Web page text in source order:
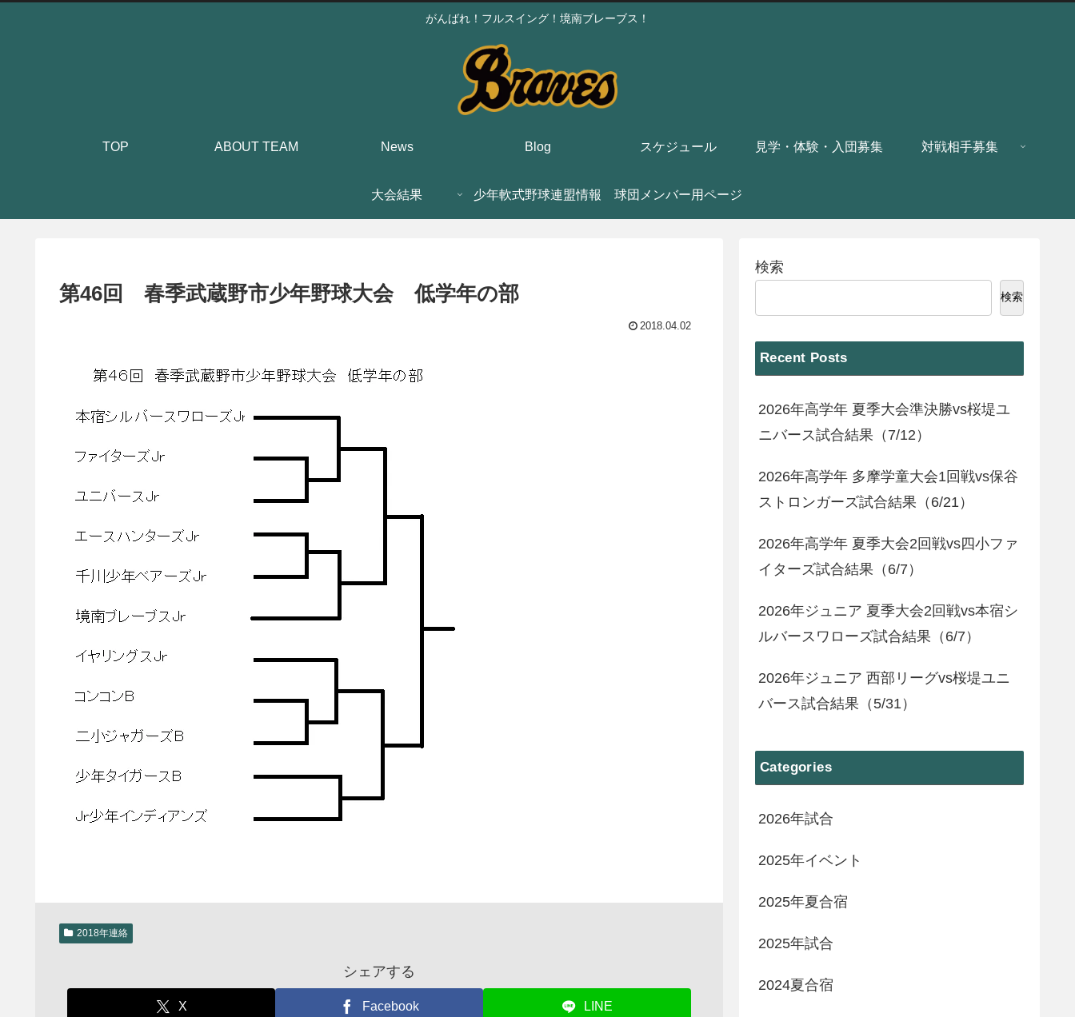
がんばれ！フルスイング！境南ブレーブス！
TOP ABOUT TEAM News Blog スケジュール 見学・体験・入団募集 対戦相手募集
大会結果 少年軟式野球連盟情報 球団メンバー用ページ
第46回 春季武蔵野市少年野球大会 低学年の部
2018.04.02
2018年連絡
シェアする
X Facebook LINE
検索
検索
Recent Posts
2026年高学年 夏季大会準決勝vs桜堤ユ
ニバース試合結果（7/12）
2026年高学年 多摩学童大会1回戦vs保谷
ストロンガーズ試合結果（6/21）
2026年高学年 夏季大会2回戦vs四小ファ
イターズ試合結果（6/7）
2026年ジュニア 夏季大会2回戦vs本宿シ
ルバースワローズ試合結果（6/7）
2026年ジュニア 西部リーグvs桜堤ユニ
バース試合結果（5/31）
Categories
2026年試合
2025年イベント
2025年夏合宿
2025年試合
2024夏合宿